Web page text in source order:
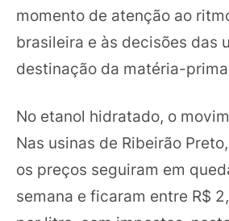
momento de atenção ao
brasileira e às decisões das
destinação da matéria-
No etanol hidratado, o
Nas usinas de Ribeirão
os preços seguiram em
semana e ficaram entre R$